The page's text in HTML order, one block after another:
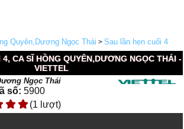
Quyên,Dương Ngọc Thái > Sau lần hẹn cuối 4
CA SĨ HỒNG QUYÊN,DƯƠNG NGỌC THÁI -
VIETTEL
Ngọc Thái
số: 5900
(1 lượt)